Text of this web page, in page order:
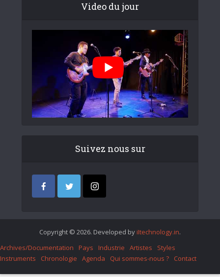
Video du jour
Suivez nous sur
Copyright © 2026. Developed by iItechnology.in.
Archives/Documentation
Pays Industrie Artistes
Styles
Instruments
Chronologie Agenda Qui sommes-nous ? Contact